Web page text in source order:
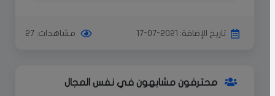
تاريخ الإضافة: 2021-07-17 مشاهدات: 27
محترفون مشابهون في نفس المجال